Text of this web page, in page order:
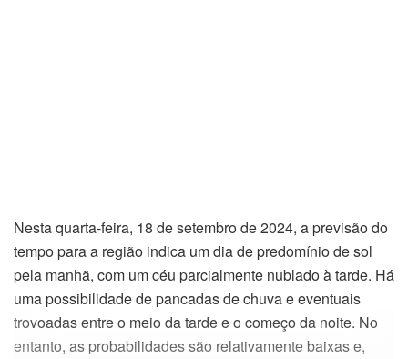
Nesta quarta-feira, 18 de setembro de 2024, a previsão do
tempo para a região indica um dia de predomínio de sol
pela manhã, com um céu parcialmente nublado à tarde. Há
uma possibilidade de pancadas de chuva e eventuais
trovoadas entre o meio da tarde e o começo da noite. No
entanto, as probabilidades são relativamente baixas e,